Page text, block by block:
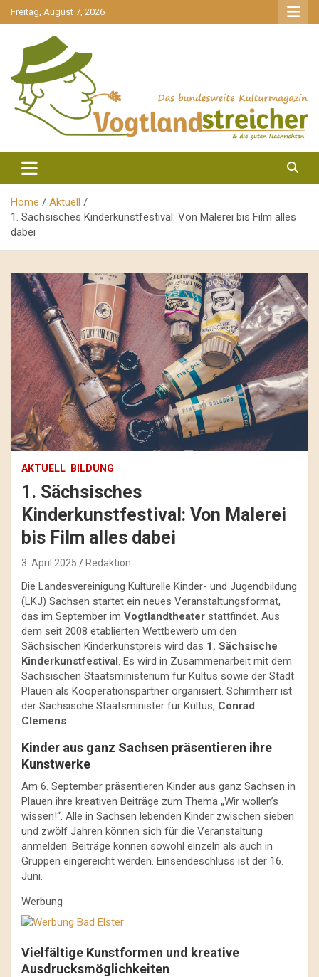
gehe
zum
Freitag, August 7, 2026
Vogtlandstreicher
Home
Aktuell
1. Sächsisches Kinderkunstfestival: Von Malerei bis Film alles
dabei
AKTUELL BILDUNG
1. Sächsisches
Kinderkunstfestival: Von Malerei
bis Film alles dabei
3. April 2025 Redaktion
Die Landesvereinigung Kulturelle Kinder- und Jugendbildung
(LKJ) Sachsen startet ein neues Veranstaltungsformat,
das im September im Vogtlandtheater stattfindet. Aus
dem seit 2008 etablierten Wettbewerb um den
Sächsischen Kinderkunstpreis wird das 1. Sächsische
Kinderkunstfestival. Es wird in Zusammenarbeit mit dem
Sächsischen Staatsministerium für Kultus sowie der Stadt
Plauen als Kooperationspartner organisiert. Schirmherr ist
der Sächsische Staatsminister für Kultus, Conrad
Clemens.
Kinder aus ganz Sachsen präsentieren ihre
Kunstwerke
Am 6. September präsentieren Kinder aus ganz Sachsen in
Plauen ihre kreativen Beiträge zum Thema „Wir wollen’s
wissen!“. Alle in Sachsen lebenden Kinder zwischen sieben
und zwölf Jahren können sich für die Veranstaltung
anmelden. Beiträge können sowohl einzeln als auch in
Gruppen eingereicht werden. Einsendeschluss ist der 16.
Juni.
Werbung
Vielfältige Kunstformen und kreative
Ausdrucksmöglichkeiten